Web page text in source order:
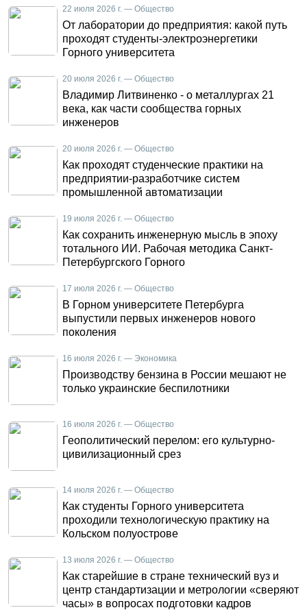
22 июля 2026 г. — Общество
От лаборатории до предприятия: какой путь
проходят студенты-электроэнергетики
Горного университета
20 июля 2026 г. — Общество
Владимир Литвиненко - о металлургах 21
века, как части сообщества горных
инженеров
20 июля 2026 г. — Общество
Как проходят студенческие практики на
предприятии-разработчике систем
промышленной автоматизации
19 июля 2026 г. — Общество
Как сохранить инженерную мысль в эпоху
тотального ИИ. Рабочая методика Санкт-
Петербургского Горного
17 июля 2026 г. — Общество
В Горном университете Петербурга
выпустили первых инженеров нового
поколения
16 июля 2026 г. — Экономика
Производству бензина в России мешают не
только украинские беспилотники
16 июля 2026 г. — Общество
Геополитический перелом: его культурно-
цивилизационный срез
14 июля 2026 г. — Общество
Как студенты Горного университета
проходили технологическую практику на
Кольском полуострове
13 июля 2026 г. — Общество
Как старейшие в стране технический вуз и
центр стандартизации и метрологии «сверяют
часы» в вопросах подготовки кадров